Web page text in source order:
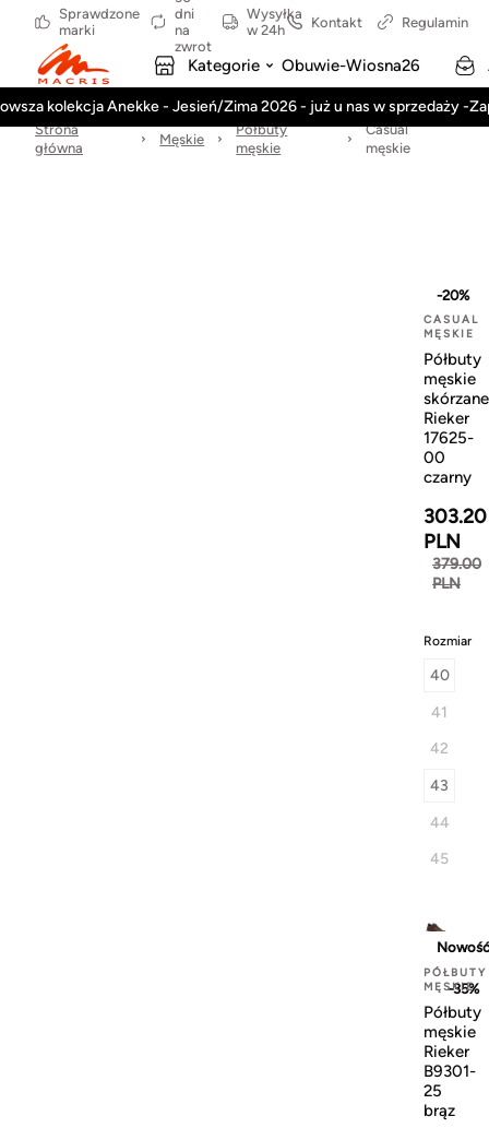
Sprawdzone
marki
dni
na
zwrot
Wysyłka
w 24h
Kontakt Regulamin
Kategorie Obuwie-Wiosna26
kolekcja Anekke - Jesień/Zima 2026 - już u nas w sprzedaży -
Strona
główna
Męskie
Półbuty
męskie
Casual
męskie
-20%
CASUAL
MĘSKIE
Półbuty
męskie
skórzane
Rieker
17625-
00
czarny
303.20
PLN
379.00
PLN
Rozmiar
40
41
42
43
44
45
Nowość
-35%
PÓŁBUTY
MĘSKIE
Półbuty
męskie
Rieker
B9301-
25
brąz